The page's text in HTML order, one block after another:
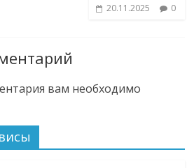
20.11.2025 0
вам необходимо